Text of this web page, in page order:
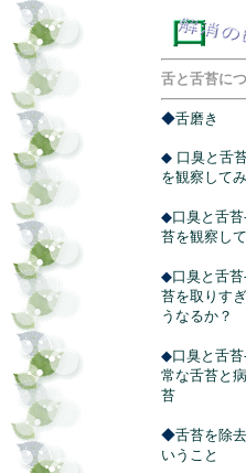
舌と舌苔に
◆舌磨き
◆ 口臭と舌
を観察して
◆口臭と舌
苔を観察し
◆口臭と舌
苔を取りす
うなるか？
◆口臭と舌
常な舌苔と
苔
◆舌苔を除
いうこと